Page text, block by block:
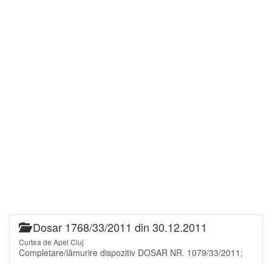
Dosar 1768/33/2011 din 30.12.2011
Curtea de Apel Cluj
Completare/lămurire dispozitiv DOSAR NR. 1079/33/2011;